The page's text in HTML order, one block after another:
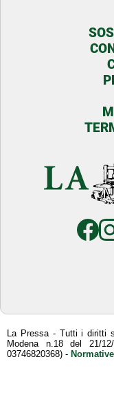
La Pressa - Tutti i diritti
Modena n.18 del 21/
03746820368) -